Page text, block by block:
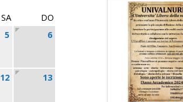
SA
DO
5 6
12 13